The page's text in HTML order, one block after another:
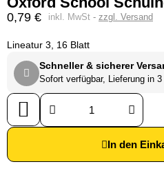
0,79 € inkl. MwSt zzgl. Versand
Lineatur 3, 16 Blatt
Schneller & sicherer
Sofort verfügbar, Lieferung in 3
In den